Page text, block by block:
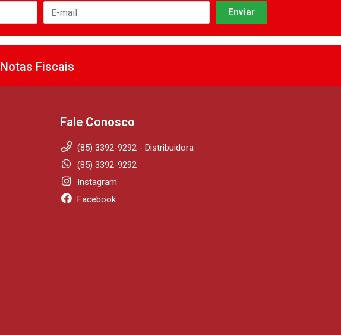
Notas Fiscais
Fale Conosco
(85) 3392-9292 - Distribuidora
(85) 3392-9292
Instagram
Facebook